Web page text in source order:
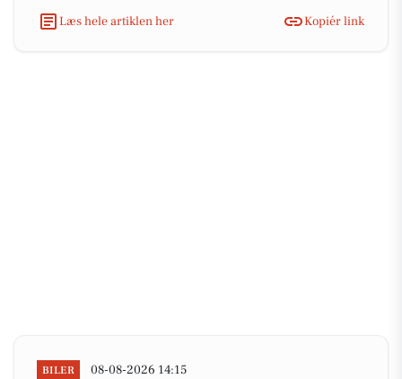
Læs hele artiklen her
Kopiér link
BILER 08-08-2026 14:15